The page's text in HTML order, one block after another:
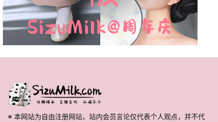
※ 本网站为自由注册网站，站内会员言论仅代表个人观点，并不代